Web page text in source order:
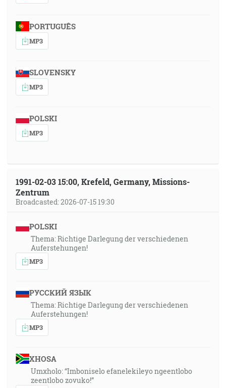
PORTUGUÊS
MP3
SLOVENSKY
MP3
POLSKI
MP3
1991-02-03 15:00, Krefeld, Germany, Missions-
Zentrum
Broadcasted: 2026-07-15 19:30
POLSKI
Thema: Richtige Darlegung der verschiedenen
Auferstehungen!
MP3
РУССКИЙ ЯЗЫК
Thema: Richtige Darlegung der verschiedenen
Auferstehungen!
MP3
XHOSA
Umxholo: “Imboniselo efanelekileyo ngeentlobo
zeentlobo zovuko!”